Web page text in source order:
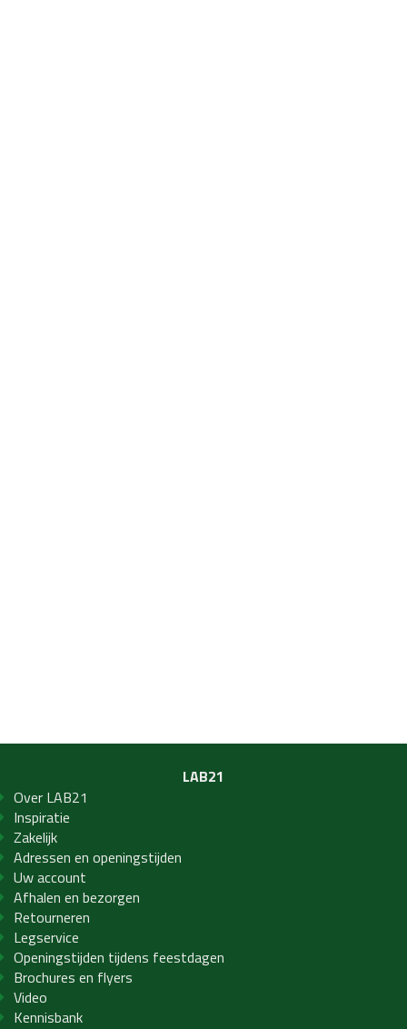
LAB21
Over LAB21
Inspiratie
Zakelijk
Adressen en openingstijden
Uw account
Afhalen en bezorgen
Retourneren
Legservice
Openingstijden tijdens feestdagen
Brochures en flyers
Video
Kennisbank